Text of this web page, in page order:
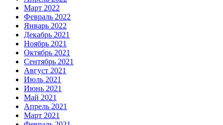
Март 2022
Февраль 2022
Январь 2022
Декабрь 2021
Ноябрь 2021
Октябрь 2021
Сентябрь 2021
Август 2021
Июль 2021
Июнь 2021
Май 2021
Апрель 2021
Март 2021